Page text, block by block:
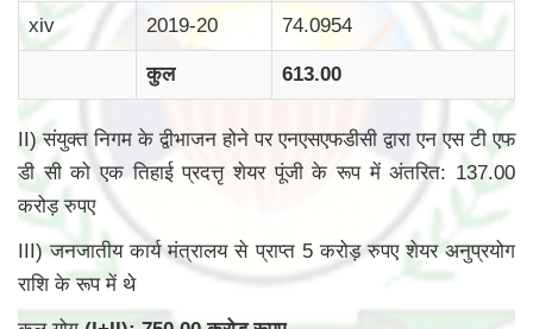
xiv 2019-20 74.0954
कुल 613.00
II) संयुक्त निगम के द्वीभाजन होने पर एनएसएफडीसी द्वारा एन एस टी एफ
डी सी को एक तिहाई प्रदत्तृ शेयर पूंजी के रूप में अंतरित: 137.00
करोड़ रुपए
III) जनजातीय कार्य मंत्रालय से प्राप्त 5 करोड़ रुपए शेयर अनुप्रयोग
राशि के रूप में थे